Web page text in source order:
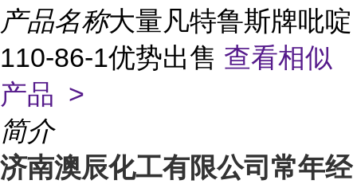
产品名称大量凡特鲁斯牌吡啶
110-86-1优势出售 查看相似
产品 >
简介
济南澳辰化工有限公司常年经